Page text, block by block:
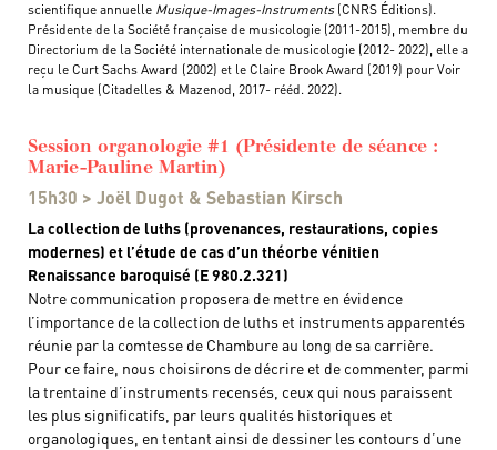
scientifique annuelle Musique-Images-Instruments(CNRS Éditions).
Présidente de la Société française de musicologie (2011-2015), membre du
Directorium de la Société internationale de musicologie (2012- 2022), elle a
reçu le Curt Sachs Award (2002) et le Claire Brook Award (2019) pour Voir
la musique (Citadelles & Mazenod, 2017- rééd. 2022).
Session organologie #1 (Présidente de séance :
Marie-Pauline Martin)
15h30 > Joël Dugot & Sebastian Kirsch
La collection de luths (provenances, restaurations, copies
modernes) et l’étude de cas d’un théorbe vénitien
Renaissance baroquisé (E 980.2.321)
Notre communication proposera de mettre en évidence
l’importance de la collection de luths et instruments apparentés
réunie par la comtesse de Chambure au long de sa carrière.
Pour ce faire, nous choisirons de décrire et de commenter, parmi
la trentaine d’instruments recensés, ceux qui nous paraissent
les plus significatifs, par leurs qualités historiques et
organologiques, en tentant ainsi de dessiner les contours d’une